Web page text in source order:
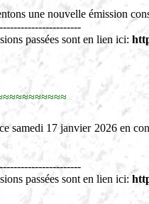
une nouvelle émission
passées sont en lien ici:
samedi 17 janvier 2026 en
passées sont en lien ici: